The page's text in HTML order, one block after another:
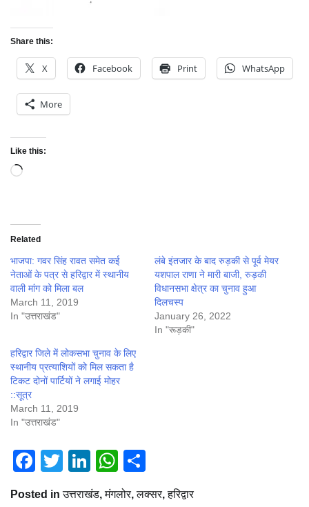
Share this:
X Facebook Print WhatsApp
More
Like this:
Loading…
Related
भाजपा: गवर सिंह रावत समेत कई
नेताओं के पत्र से हरिद्वार में स्थानीय
वाली मांग को मिला बल
March 11, 2019
In "उत्तराखंड"
लंबे इंतजार के बाद रुड़की से पूर्व मेयर
यशपाल राणा ने मारी बाजी, रुड़की
विधानसभा क्षेत्र का चुनाव हुआ
दिलचस्प
January 26, 2022
In "रूड़की"
हरिद्वार जिले में लोकसभा चुनाव के लिए
स्थानीय प्रत्याशियों को मिल सकता है
टिकट दोनों पार्टियों ने लगाई मोहर
::सूत्र
March 11, 2019
In "उत्तराखंड"
Facebook
Twitter
LinkedIn
WhatsApp
Posted inउत्तराखंड,मंगलोर,लक्सर,हरिद्वार